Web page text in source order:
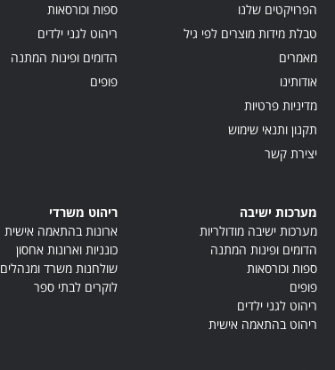
הפרויקטים שלנו
טבלת מידות מוצרים לפי גיל
מאמרים
אודותינו
מדיניות פרטיות
תקנון ותנאי שימוש
יצירת קשר
ספות וכורסאות
ריהוט לגני ילדים
הדומים ופינות המתנה
פופים
מערכות ישיבה
מערכות ישיבה מודולריות
הדומים ופינות המתנה
ספות וכורסאות
פופים
ריהוט לגני ילדים
ריהוט בהתאמה אישית
ריהוט משרדי
ארונות בהתאמה אישית
כונניות וארונות אחסון
שולחנות משרד ומנהלים
לוקרים לבתי ספר